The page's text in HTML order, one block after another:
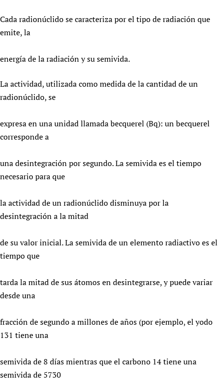
Cada radionúclido se caracteriza por el tipo de radiación que
emite, la
energía de la radiación y su semivida.
La actividad, utilizada como medida de la cantidad de un
radionúclido, se
expresa en una unidad llamada becquerel (Bq): un becquerel
corresponde a
una desintegración por segundo. La semivida es el tiempo
necesario para que
la actividad de un radionúclido disminuya por la
desintegración a la mitad
de su valor inicial. La semivida de un elemento radiactivo es el
tiempo que
tarda la mitad de sus átomos en desintegrarse, y puede variar
desde una
fracción de segundo a millones de años (por ejemplo, el yodo
131 tiene una
semivida de 8 días mientras que el carbono 14 tiene una
semivida de 5730